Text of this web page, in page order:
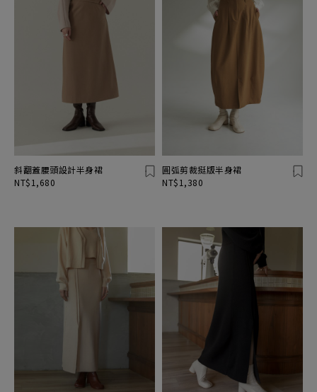
斜翻蓋腰頭設計半身裙
NT$1,680
圓弧剪裁挺版半身裙
NT$1,380